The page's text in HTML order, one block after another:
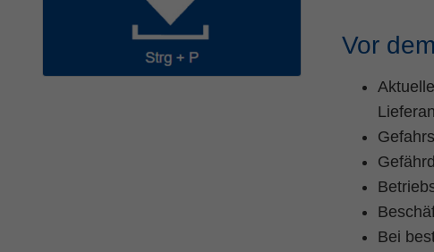
Vor
Bei